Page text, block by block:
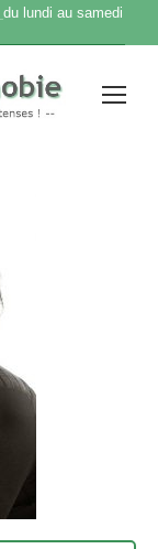
du lundi au samedi